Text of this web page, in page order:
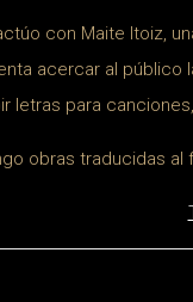
con Maite Itoiz,
acercar al
para
obras traducidas al